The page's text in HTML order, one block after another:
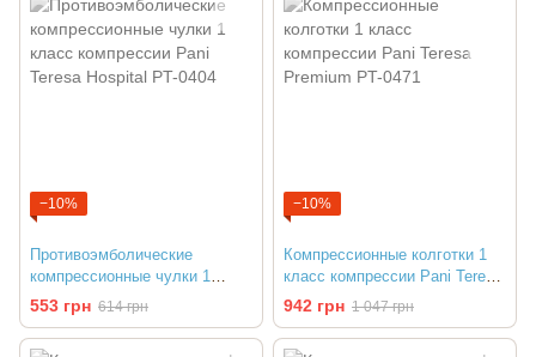
−10%
Противоэмболические
компрессионные чулки 1
класс компрессии Pani Teresa
Hospital PT-0404
553 грн 614 грн
−10%
Компрессионные колготки 1
класс компрессии Pani Teresa
Premium PT-0471
942 грн 1 047 грн